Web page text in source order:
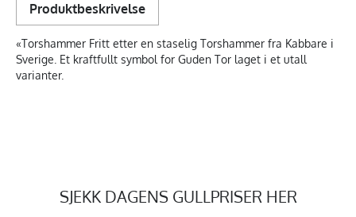
Produktbeskrivelse
«Torshammer Fritt etter en staselig Torshammer fra Kabbare i
Sverige. Et kraftfullt symbol for Guden Tor laget i et utall
varianter.
SJEKK DAGENS GULLPRISER HER